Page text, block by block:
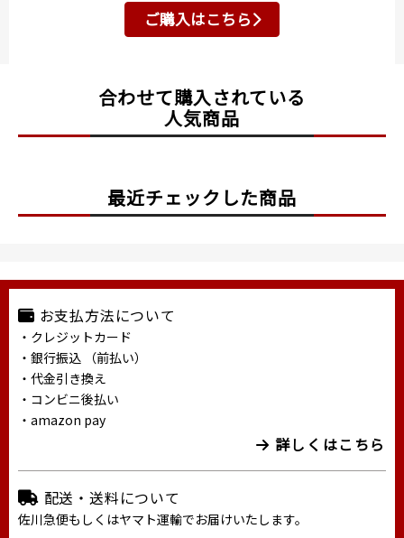
ご購入はこちら
合わせて購入されている
人気商品
最近チェックした商品
お支払方法について
・クレジットカード
・銀行振込 （前払い）
・代金引き換え
・コンビニ後払い
・amazon pay
詳しくはこちら
配送・送料について
佐川急便もしくはヤマト運輸でお届けいたします。